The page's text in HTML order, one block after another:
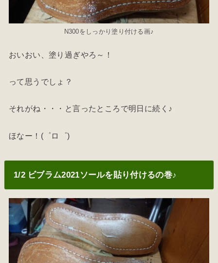
N300をしっかり塗り付ける画♪
おいおい、塗り過ぎやろ～！
って思うでしょ？
それがね・・・と言ったところで明日に続く♪
ほなー！(゜ロ゜)
1/2 ビブラム2021ソールを貼り付けるの巻♪